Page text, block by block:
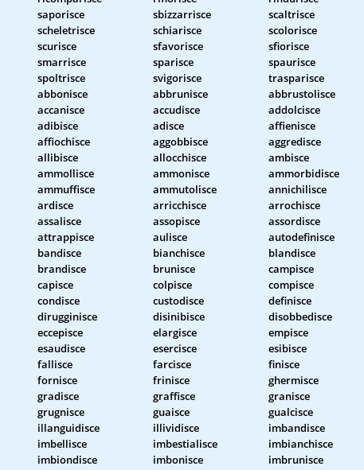
saporisce sbizzarrisce
scaltrisce
scheletrisce schiarisce
scolorisce
scurisce sfavorisce
sfiorisce
smarrisce sparisce
spaurisce
spoltrisce svigorisce
trasparisce
abbonisce abbrunisce
abbrustolisce
accanisce accudisce
addolcisce
adibisce adisce
affienisce
affiochisce aggobbisce
aggredisce
allibisce allocchisce
ambisce
ammollisce ammonisce
ammorbidisce
ammuffisce ammutolisce
annichilisce
ardisce arricchisce
arrochisce
assalisce assopisce
assordisce
attrappisce aulisce
autodefinisce
bandisce bianchisce
blandisce
brandisce brunisce
campisce
capisce colpisce
compisce
condisce custodisce
definisce
dirugginisce disinibisce
disobbedisce
eccepisce elargisce
empisce
esaudisce esercisce
esibisce
fallisce farcisce
finisce
fornisce frinisce
ghermisce
gradisce graffisce
granisce
grugnisce guaisce
gualcisce
illanguidisce illividisce
imbandisce
imbellisce imbestialisce
imbianchisce
imbiondisce imbonisce
imbrunisce